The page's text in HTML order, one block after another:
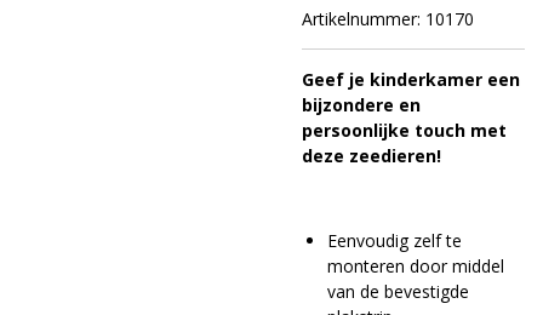
Artikelnummer: 10170
Geef je kinderkamer een
bijzondere en
persoonlijke touch met
deze zeedieren!
Eenvoudig zelf te
monteren door middel
van de bevestigde